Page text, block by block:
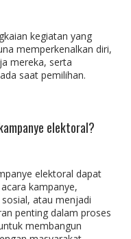
kegiatan yang
memperkenalkan diri,
mereka, serta
saat pemilihan.
elektoral?
elektoral dapat
kampanye,
atau menjadi
penting dalam proses
membangun